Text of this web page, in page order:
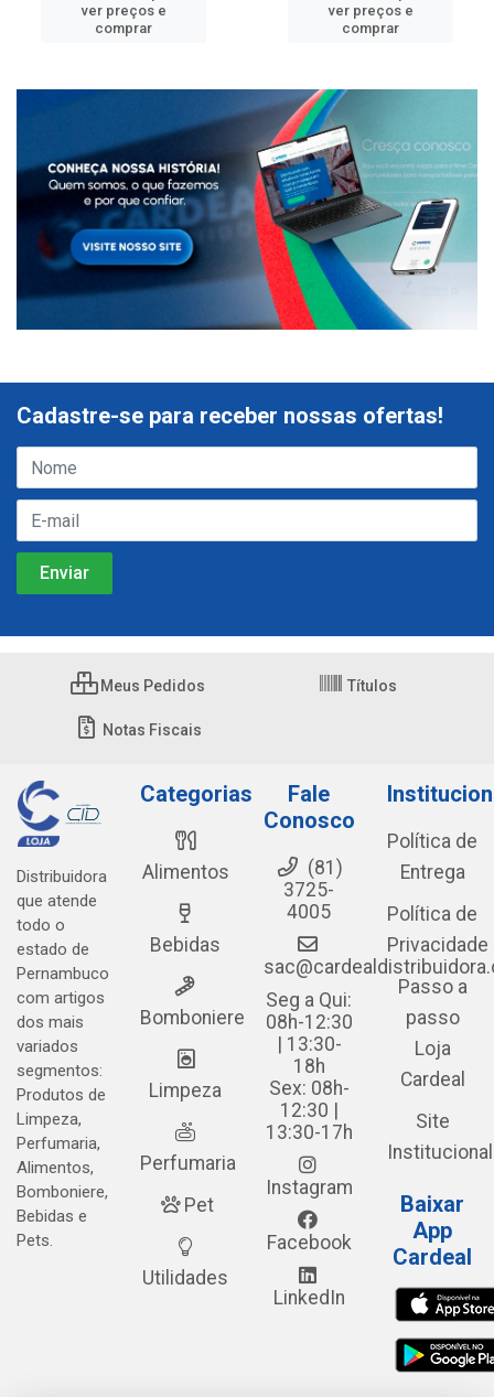
ver preços e
comprar
ver preços e
comprar
Cadastre-se para receber nossas ofertas!
Meus Pedidos Títulos
Notas Fiscais
Distribuidora
que atende
todo o
estado de
Pernambuco
com artigos
dos mais
variados
segmentos:
Produtos de
Limpeza,
Perfumaria,
Alimentos,
Bomboniere,
Bebidas e
Pets.
Categorias
Alimentos
Bebidas
Bomboniere
Limpeza
Perfumaria
Pet
Utilidades
Fale
Conosco
(81)
3725-
4005
Seg a Qui:
08h-12:30
| 13:30-
18h
Sex: 08h-
12:30 |
13:30-17h
Instagram
Facebook
LinkedIn
Política de
Entrega
Política de
Privacidade
Passo a
passo
Loja
Cardeal
Site
Institucional
Baixar
App
Cardeal